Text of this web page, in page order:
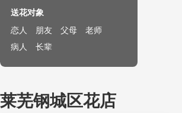
送花对象
恋人
朋友 父母
老师
病人
长辈
莱芜钢城区花店